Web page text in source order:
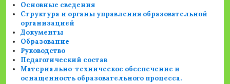
Основные сведения
Структура и органы управления образовательной
организацией
Документы
Образование
Руководство
Педагогический состав
Материально-техническое обеспечение и
оснащенность образовательного процесса.